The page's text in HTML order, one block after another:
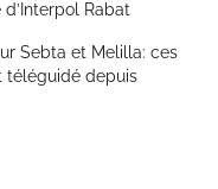
Rabat
Sebta et Melilla: ces
téléguidé depuis